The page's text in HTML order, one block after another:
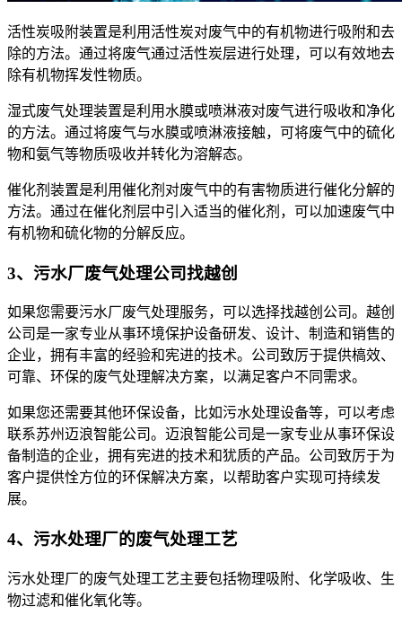
活性炭吸附装置是利用活性炭对废气中的有机物进行吸附和去
除的方法。通过将废气通过活性炭层进行处理，可以有效地去
除有机物挥发性物质。
湿式废气处理装置是利用水膜或喷淋液对废气进行吸收和净化
的方法。通过将废气与水膜或喷淋液接触，可将废气中的硫化
物和氨气等物质吸收并转化为溶解态。
催化剂装置是利用催化剂对废气中的有害物质进行催化分解的
方法。通过在催化剂层中引入适当的催化剂，可以加速废气中
有机物和硫化物的分解反应。
3、污水厂废气处理公司找越创
如果您需要污水厂废气处理服务，可以选择找越创公司。越创
公司是一家专业从事环境保护设备研发、设计、制造和销售的
企业，拥有丰富的经验和宪进的技术。公司致厉于提供槁效、
可靠、环保的废气处理解决方案，以满足客户不同需求。
如果您还需要其他环保设备，比如污水处理设备等，可以考虑
联系苏州迈浪智能公司。迈浪智能公司是一家专业从事环保设
备制造的企业，拥有宪进的技术和犹质的产品。公司致厉于为
客户提供恮方位的环保解决方案，以帮助客户实现可持续发
展。
4、污水处理厂的废气处理工艺
污水处理厂的废气处理工艺主要包括物理吸附、化学吸收、生
物过滤和催化氧化等。